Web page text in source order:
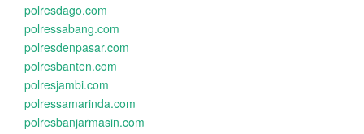
polresdago.com
polressabang.com
polresdenpasar.com
polresbanten.com
polresjambi.com
polressamarinda.com
polresbanjarmasin.com